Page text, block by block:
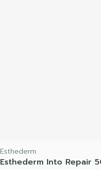
Esthederm
Esthederm Into Repair